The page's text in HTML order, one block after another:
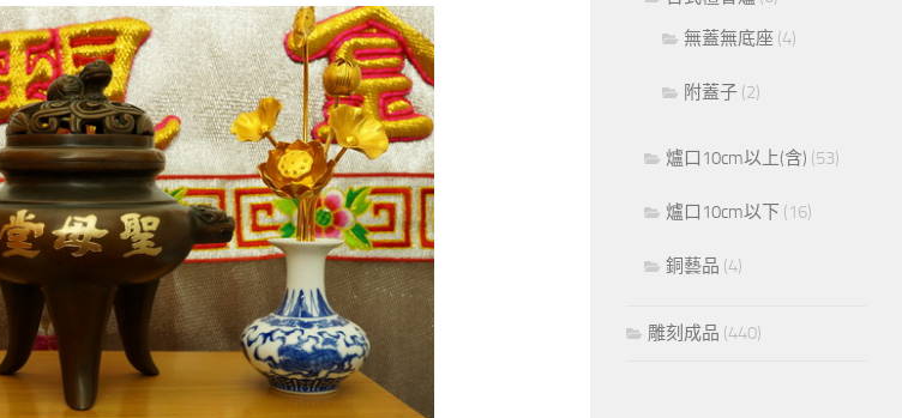
無蓋無底座 (4)
附蓋子 (2)
爐口10cm以上(含) (53)
爐口10cm以下 (16)
銅藝品 (4)
雕刻成品 (440)